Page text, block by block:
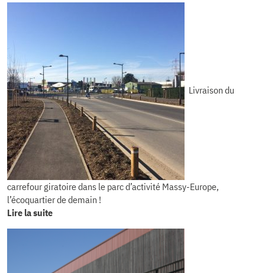
Livraison du
carrefour giratoire dans le parc d’activité Massy-Europe,
l’écoquartier de demain !
Lire la suite